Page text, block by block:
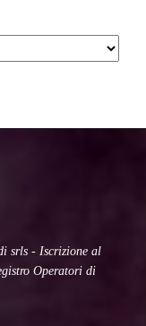
srls - Iscrizione al
Operatori di